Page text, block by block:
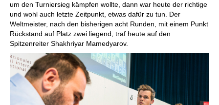
um den Turniersieg kämpfen wollte, dann war heute der richtige
und wohl auch letzte Zeitpunkt, etwas dafür zu tun. Der
Weltmeister, nach den bisherigen acht Runden, mit einem Punkt
Rückstand auf Platz zwei liegend, traf heute auf den
Spitzenreiter Shakhriyar Mamedyarov.